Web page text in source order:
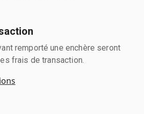
remporté une enchère seront
frais de transaction.